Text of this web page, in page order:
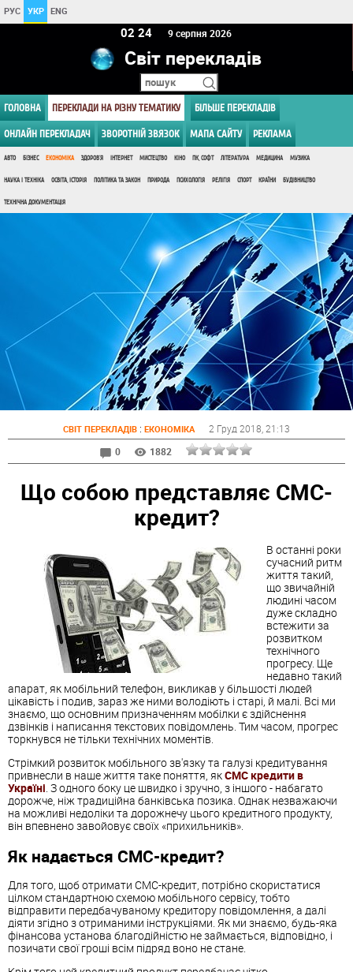
РУС УКР ENG
02 24 9 серпня 2026
Світ перекладів
ГОЛОВНА ПЕРЕКЛАДИ НА РІЗНУ ТЕМАТИКУ БІЛЬШЕ ПЕРЕКЛАДІВ
ОНЛАЙН ПЕРЕКЛАДАЧ ЗВОРОТНІЙ ЗВЯЗОК МАПА САЙТУ РЕКЛАМА
АВТО БІЗНЕС ЕКОНОМІКА ЗДОРОВ'Я ІНТЕРНЕТ МИСТЕЦТВО КІНО ПК, СОФТ ЛІТЕРАТУРА МЕДИЦИНА МУЗИКА
НАУКА І ТЕХНІКА ОСВІТА, ІСТОРІЯ ПОЛІТИКА ТА ЗАКОН ПРИРОДА ПСИХОЛОГІЯ РЕЛІГІЯ СПОРТ КРАЇНИ БУДІВНИЦТВО
ТЕХНІЧНА ДОКУМЕНТАЦІЯ
СВІТ ПЕРЕКЛАДІВ : ЕКОНОМІКА 2 Груд 2018 , 21:13
0
1882
Що собою представляє СМС-
кредит?
В останні роки
сучасний ритм
життя такий,
що звичайній
людині часом
дуже складно
встежити за
розвитком
технічного
прогресу. Ще
недавно такий
апарат, як мобільний телефон, викликав у більшості людей
цікавість і подив, зараз же ними володіють і старі, й малі. Всі ми
знаємо, що основним призначенням мобілки є здійснення
дзвінків і написання текстових повідомлень. Тим часом, прогрес
торкнувся не тільки технічних моментів.
Стрімкий розвиток мобільного зв'язку та галузі кредитування
привнесли в наше життя таке поняття, якСМС кредити в
Україні. З одного боку це швидко і зручно, з іншого - набагато
дорожче, ніж традиційна банківська позика. Однак незважаючи
на можливі недоліки та дорожнечу цього кредитного продукту,
він впевнено завойовує своїх «прихильників».
Як надається СМС-кредит?
Для того, щоб отримати СМС-кредит, потрібно скористатися
цілком стандартною схемою мобільного сервісу, тобто
відправити передбачуваному кредитору повідомлення, а далі
діяти згідно з отриманими інструкціями. Як ми знаємо, будь-яка
фінансова установа благодійністю не займається, відповідно, і
позичати свої гроші всім підряд воно не стане.